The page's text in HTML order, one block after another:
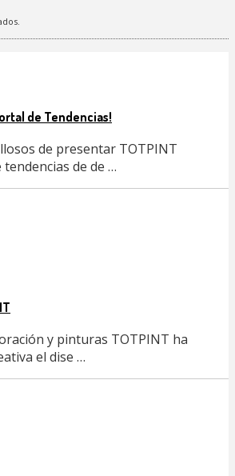
de Tendencias!
de presentar TOTPINT
tendencias de de …
y pinturas TOTPINT ha
el dise …